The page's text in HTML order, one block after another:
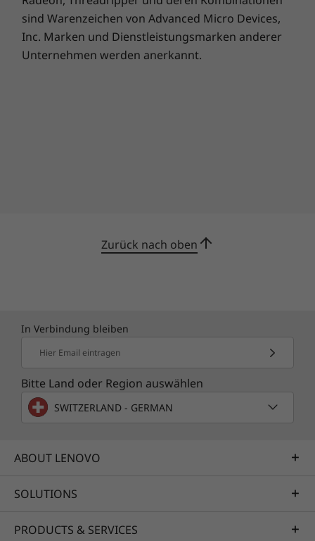
Kaufen Sie diesen PC und erhalten Sie ein
kostenloses Upgrade auf Windows 11,
sind Warenzeichen von Advanced Micro Devices,
Inc. Marken und Dienstleistungsmarken anderer
Unternehmen werden anerkannt.
Zurück nach oben
In Verbindung bleiben
Hier Email eintragen
Bitte Land oder Region auswählen
SWITZERLAND - GERMAN
ABOUT LENOVO
SOLUTIONS
PRODUCTS & SERVICES